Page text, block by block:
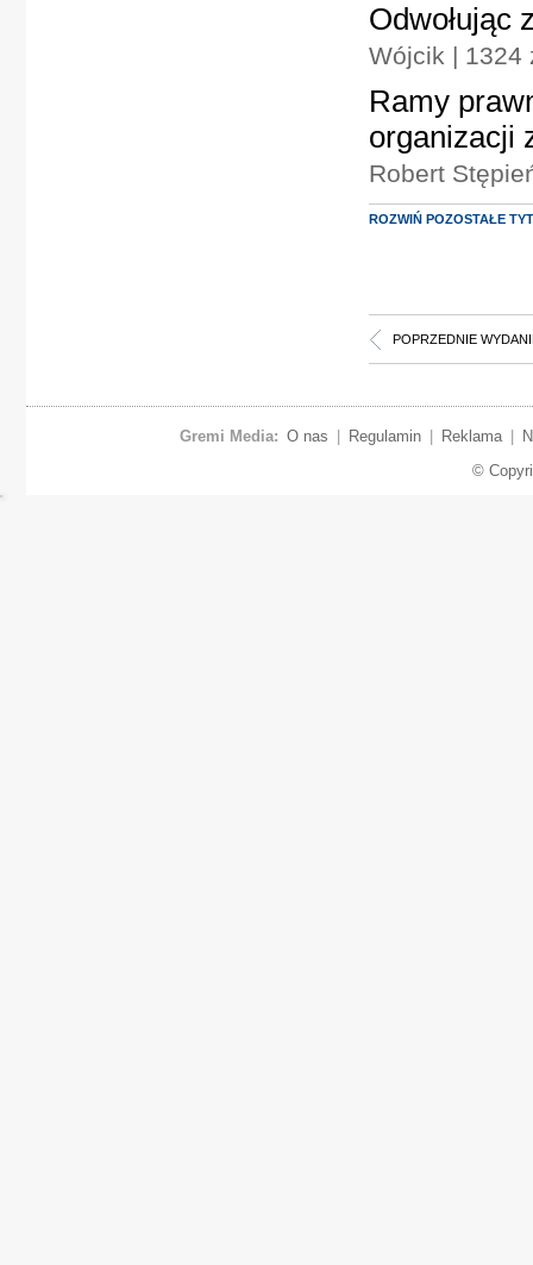
Odwołując
Wójcik | 1324
Ramy
organizacji
Robert
ROZWIŃ POZOSTAŁE
POPRZEDNIE
Gremi Media: O nas Regulamin Reklama
©